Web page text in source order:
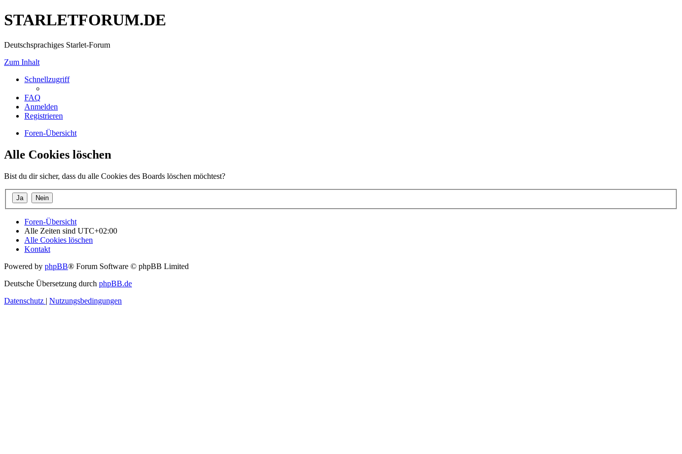
STARLETFORUM.DE
Deutschsprachiges Starlet-Forum
Zum Inhalt
Schnellzugriff
FAQ
Anmelden
Registrieren
Foren-Übersicht
Alle Cookies löschen
Bist du dir sicher, dass du alle Cookies des Boards löschen möchtest?
Foren-Übersicht
Alle Zeiten sind UTC+02:00
Alle Cookies löschen
Kontakt
Powered by phpBB® Forum Software © phpBB Limited
Deutsche Übersetzung durch phpBB.de
Datenschutz | Nutzungsbedingungen